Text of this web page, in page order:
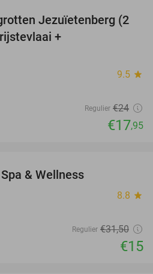
25%
Jezuïetenberg (2
+
9.5 star
Regulier €24
€17,95
& Wellness
8.8 star
Regulier €31,50
€15